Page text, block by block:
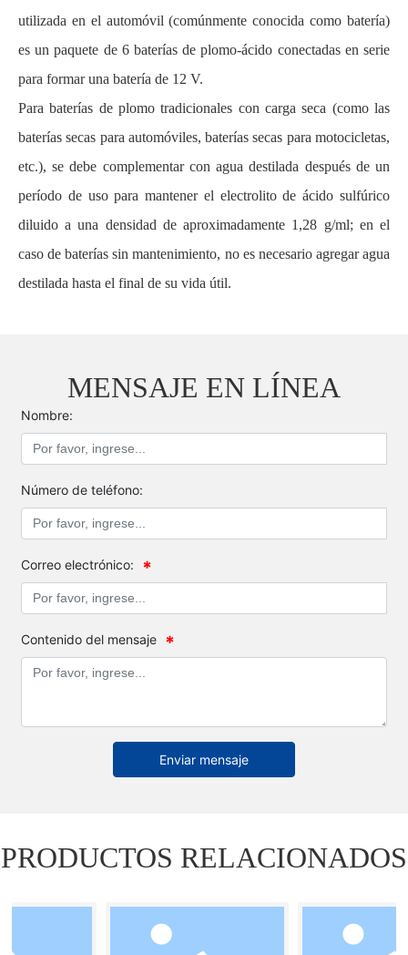
utilizada en el automóvil (comúnmente conocida como batería)
es un paquete de 6 baterías de plomo-ácido conectadas en serie
para formar una batería de 12 V.
Para baterías de plomo tradicionales con carga seca (como las
baterías secas para automóviles, baterías secas para motocicletas,
etc.), se debe complementar con agua destilada después de un
período de uso para mantener el electrolito de ácido sulfúrico
diluido a una densidad de aproximadamente 1,28 g/ml; en el
caso de baterías sin mantenimiento, no es necesario agregar agua
destilada hasta el final de su vida útil.
MENSAJE EN LÍNEA
Nombre:
Número de teléfono:
Correo electrónico:
Contenido del mensaje
Enviar mensaje
PRODUCTOS RELACIONADOS